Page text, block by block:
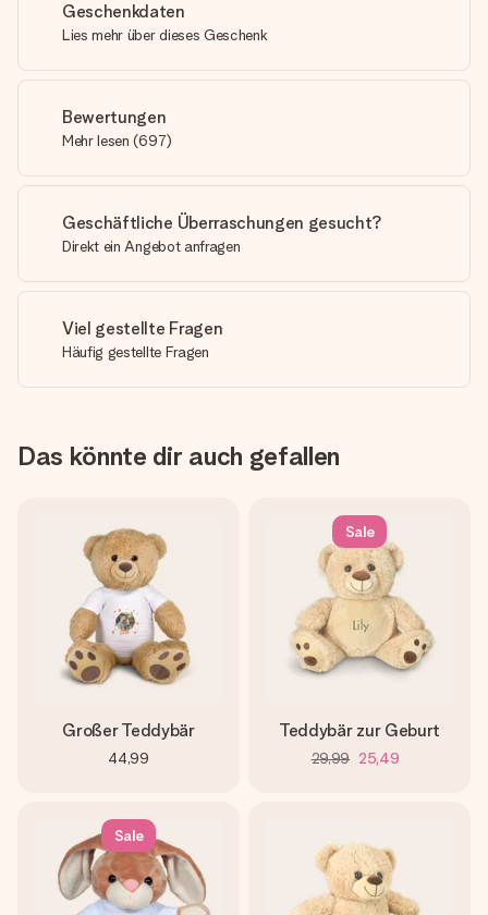
Geschenkdaten
Lies mehr über dieses Geschenk
Bewertungen
Mehr lesen (697)
Geschäftliche Überraschungen gesucht?
Direkt ein Angebot anfragen
Viel gestellte Fragen
Häufig gestellte Fragen
Das könnte dir auch gefallen
Großer Teddybär
44,99
Sale
Teddybär zur Geburt
29,99 25,49
Sale